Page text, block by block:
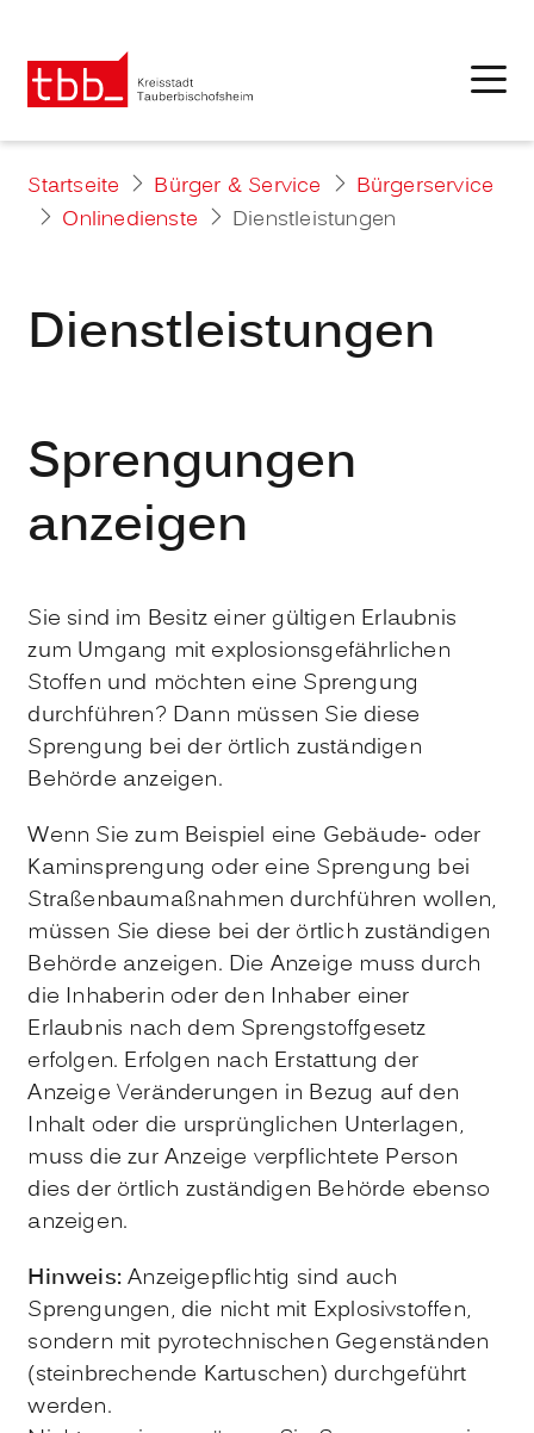
Startseite Bürger & Service
Bürgerservice
Onlinedienste
Dienstleistungen
Dienstleistungen
Sprengungen
anzeigen
Sie sind im Besitz einer gültigen Erlaubnis
zum Umgang mit explosionsgefährlichen
Stoffen und möchten eine Sprengung
durchführen? Dann müssen Sie diese
Sprengung bei der örtlich zuständigen
Behörde anzeigen.
Wenn Sie zum Beispiel eine Gebäude- oder
Kaminsprengung oder eine Sprengung bei
Straßenbaumaßnahmen durchführen wollen,
müssen Sie diese bei der örtlich zuständigen
Behörde anzeigen. Die Anzeige muss durch
die Inhaberin oder den Inhaber einer
Erlaubnis nach dem Sprengstoffgesetz
erfolgen. Erfolgen nach Erstattung der
Anzeige Veränderungen in Bezug auf den
Inhalt oder die ursprünglichen Unterlagen,
muss die zur Anzeige verpflichtete Person
dies der örtlich zuständigen Behörde ebenso
anzeigen.
Hinweis:Anzeigepflichtig sind auch
Sprengungen, die nicht mit Explosivstoffen,
sondern mit pyrotechnischen Gegenständen
(steinbrechende Kartuschen) durchgeführt
werden.